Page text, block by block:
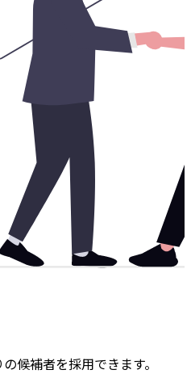
候補者を採用できます。